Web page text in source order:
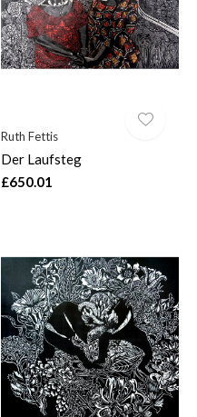
Ruth Fettis
Der Laufsteg
£650.01